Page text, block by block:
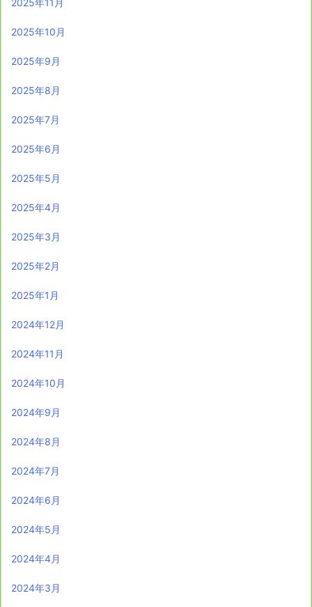
2025年11月
2025年10月
2025年9月
2025年8月
2025年7月
2025年6月
2025年5月
2025年4月
2025年3月
2025年2月
2025年1月
2024年12月
2024年11月
2024年10月
2024年9月
2024年8月
2024年7月
2024年6月
2024年5月
2024年4月
2024年3月